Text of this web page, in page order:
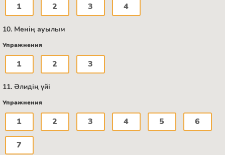
1 2 3 4
10. Менің ауылым
Упражнения
1 2 3
11. Әлидің үйі
Упражнения
1 2 3 4 5 6
7